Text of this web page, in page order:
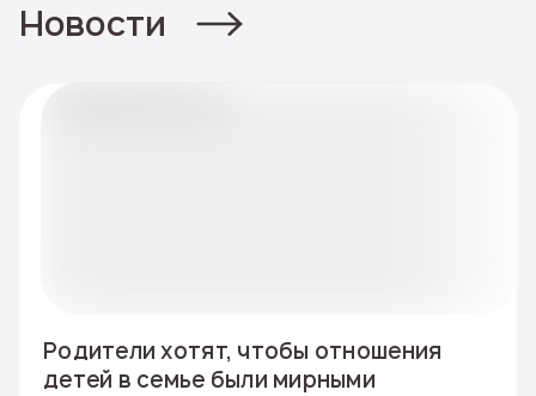
Новости
Родители хотят, чтобы отношения
детей в семье были мирными